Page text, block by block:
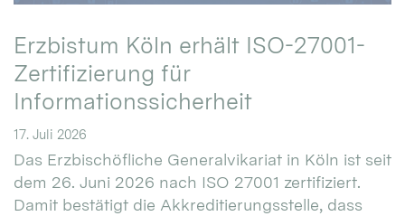
Erzbistum Köln erhält ISO-27001-
Zertifizierung für
Informationssicherheit
17. Juli 2026
Das Erzbischöfliche Generalvikariat in Köln ist seit
dem 26. Juni 2026 nach ISO 27001 zertifiziert.
Damit bestätigt die Akkreditierungsstelle, dass